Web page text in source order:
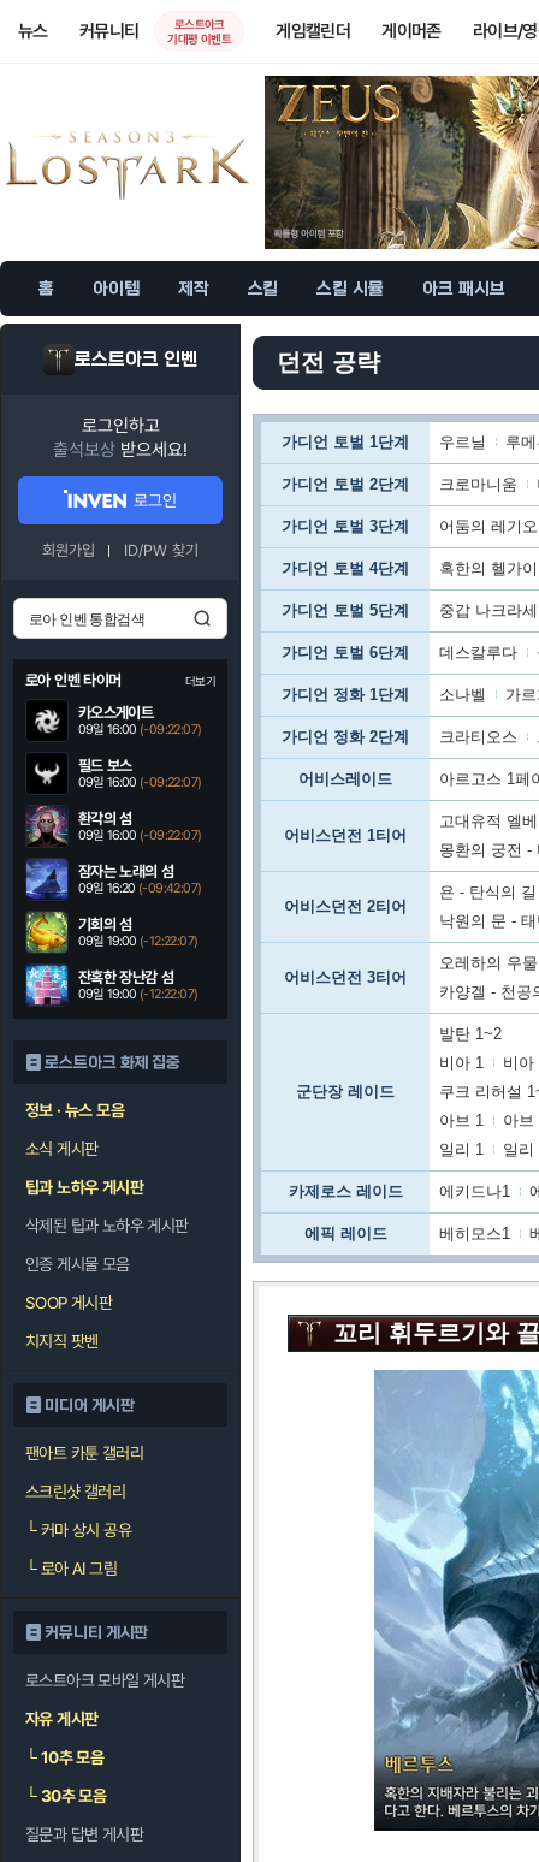
뉴스 커뮤니티
로스트아크
기대평 이벤트
게임캘린더 게이머존 라이브/
홈 아이템 제작 스킬 스킬 시뮬 아크 패시브
로스트아크 인벤
로그인하고
출석보상 받으세요!
로그인
회원가입 ID/PW 찾기
로아 인벤 타이머 더보기
카오스게이트
09일 16:00 (-09:22:05)
필드 보스
09일 16:00 (-09:22:05)
환각의 섬
09일 16:00 (-09:22:05)
잠자는 노래의 섬
09일 16:20 (-09:42:05)
기회의 섬
09일 19:00 (-12:22:05)
잔혹한 장난감 섬
09일 19:00 (-12:22:05)
로스트아크 화제 집중
정보 · 뉴스 모음
소식 게시판
팁과 노하우 게시판
삭제된 팁과 노하우 게시판
인증 게시물 모음
SOOP 게시판
치지직 팟벤
미디어 게시판
팬아트 카툰 갤러리
스크린샷 갤러리
└커마 상시 공유
└로아 AI 그림
커뮤니티 게시판
로스트아크 모바일 게시판
자유 게시판
└10추 모음
└30추 모음
질문과 답변 게시판
던전 공략
가디언 토벌 1단계 우르닐 루
가디언 토벌 2단계 크로마니움
가디언 토벌 3단계 어둠의 레기
가디언 토벌 4단계 혹한의 헬가
가디언 토벌 5단계 중갑 나크라
가디언 토벌 6단계 데스칼루다
가디언 정화 1단계 소나벨 가
가디언 정화 2단계 크라티오스
어비스레이드 아르고스 1페
어비스던전 1티어
고대유적 엘
몽환의 궁전 -
어비스던전 2티어
욘 - 탄식의 길
낙원의 문 -
어비스던전 3티어
오레하의 우
카양겔 - 천공
군단장 레이드
발탄 1~2
비아 1
비아
쿠크 리허설
아브 1
아브
일리 1
일리
카제로스 레이드 에키드나1
에픽 레이드 베히모스1
꼬리 휘두르기와